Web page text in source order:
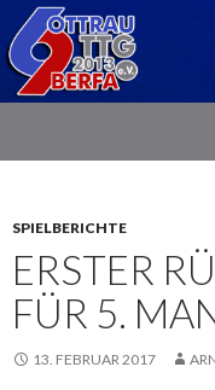
SPIELBERICHTE
ERSTER
FÜR 5.
13. FEBRUAR 2017